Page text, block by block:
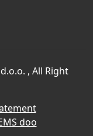
, All Right
doo